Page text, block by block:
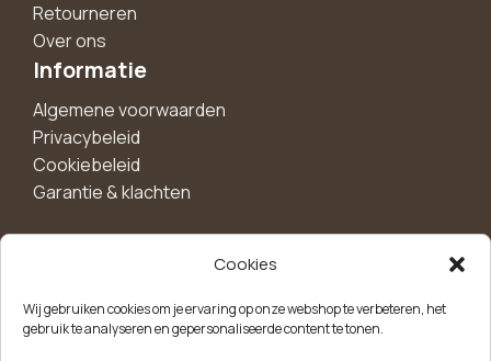
Cookies
Wij gebruiken cookies om je ervaring op onze webshop te verbeteren, het
gebruik te analyseren en gepersonaliseerde content te tonen.
Retourneren
Over ons
Informatie
Algemene voorwaarden
Privacybeleid
Cookiebeleid
Garantie & klachten
korting!